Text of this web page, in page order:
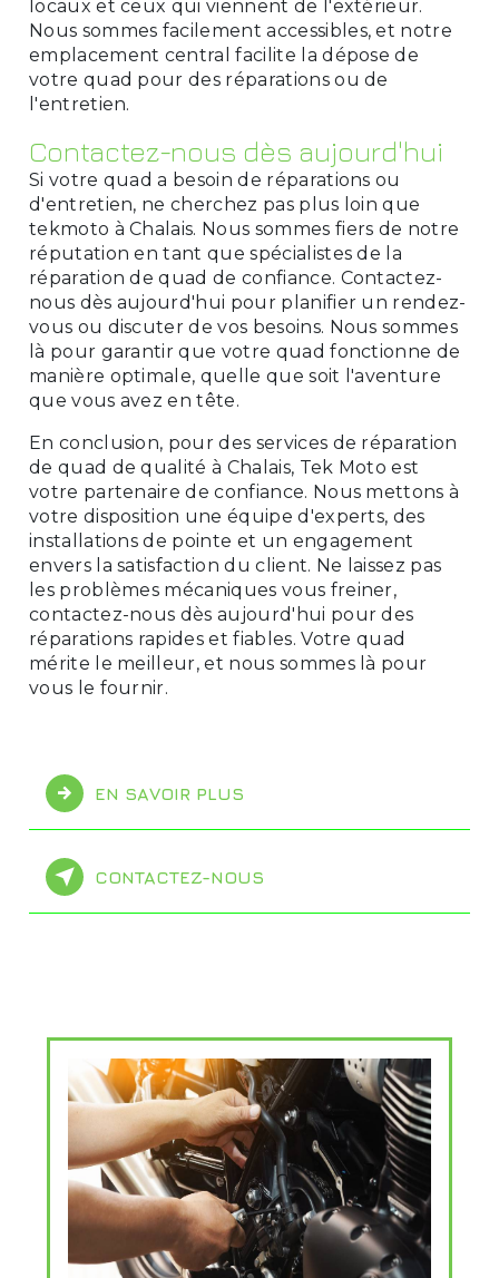
locaux et ceux qui viennent de l'extérieur.
Nous sommes facilement accessibles, et notre
emplacement central facilite la dépose de
votre quad pour des réparations ou de
l'entretien.
Contactez-nous dès aujourd'hui
Si votre quad a besoin de réparations ou
d'entretien, ne cherchez pas plus loin que
tekmoto à Chalais. Nous sommes fiers de notre
réputation en tant que spécialistes de la
réparation de quad de confiance. Contactez-
nous dès aujourd'hui pour planifier un rendez-
vous ou discuter de vos besoins. Nous sommes
là pour garantir que votre quad fonctionne de
manière optimale, quelle que soit l'aventure
que vous avez en tête.
En conclusion, pour des services de réparation
de quad de qualité à Chalais, Tek Moto est
votre partenaire de confiance. Nous mettons à
votre disposition une équipe d'experts, des
installations de pointe et un engagement
envers la satisfaction du client. Ne laissez pas
les problèmes mécaniques vous freiner,
contactez-nous dès aujourd'hui pour des
réparations rapides et fiables. Votre quad
mérite le meilleur, et nous sommes là pour
vous le fournir.
EN SAVOIR PLUS
CONTACTEZ-NOUS